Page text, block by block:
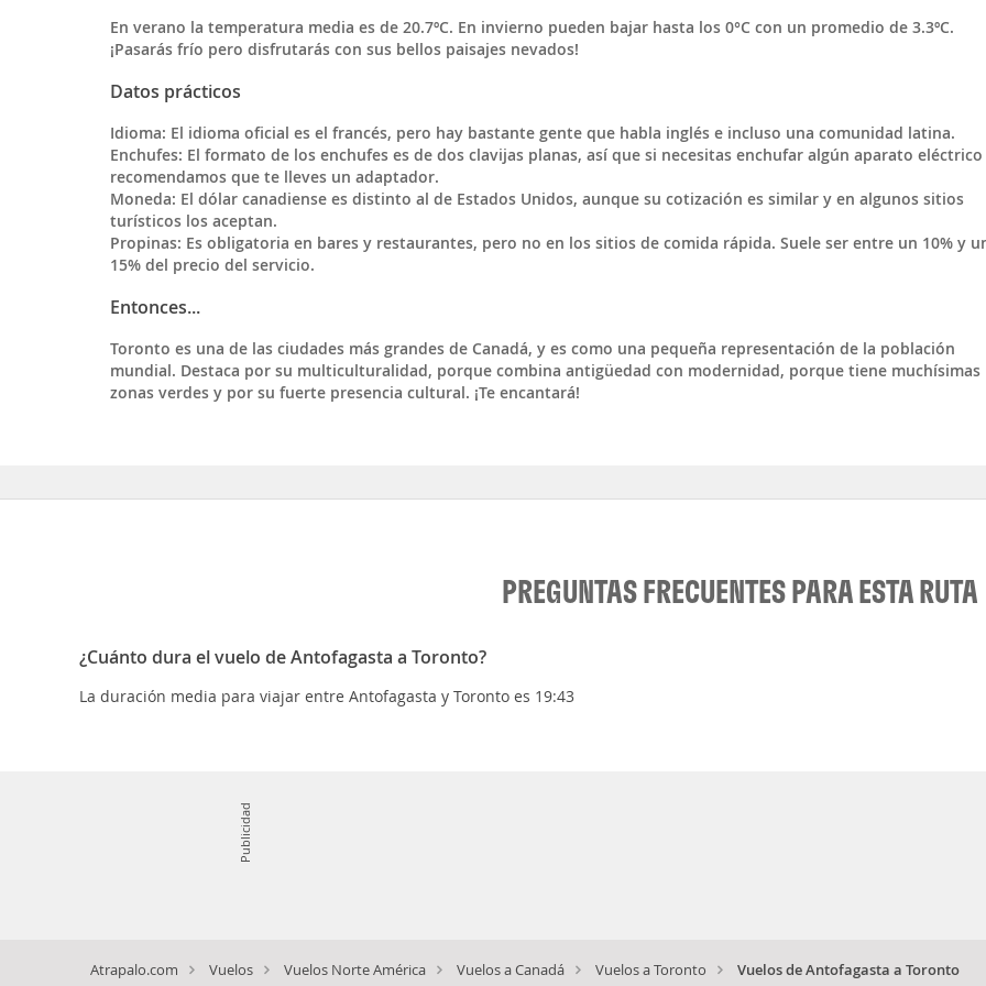
En verano la temperatura media es de 20.7ºC. En invierno pueden bajar hasta los 0°C con un promedio de 3.3ºC.
¡Pasarás frío pero disfrutarás con sus bellos paisajes nevados!
Datos prácticos
Idioma: El idioma oficial es el francés, pero hay bastante gente que habla inglés e incluso una comunidad latina.
Enchufes: El formato de los enchufeses de dos clavijas planas, así que si necesitas enchufar algún aparato
recomendamos que te lleves un adaptador.
Moneda: El dólar canadiensees distinto al de Estados Unidos, aunque su cotización es similar y en algunos sitios
turísticos los aceptan.
Propinas: Es obligatoria en bares y restaurantes, pero no en los sitios de comida rápida. Suele ser entre un 10% y
15% del precio del servicio.
Entonces...
Toronto es una de las ciudades más grandes de Canadá, y es como una pequeña representación de la población
mundial. Destaca por su multiculturalidad, porque combina antigüedad con modernidad, porque tiene muchísimas
zonas verdes y por su fuerte presencia cultural. ¡Te encantará!
PREGUNTAS FRECUENTES PARA ESTA RUTA
¿Cuánto dura el vuelo de Antofagasta a Toronto?
La duración media para viajar entre Antofagasta y Toronto es 19:43
Publicidad
Atrapalo.com Vuelos Vuelos Norte América Vuelos a Canadá Vuelos a Toronto Vuelos de Antofagasta a Toronto